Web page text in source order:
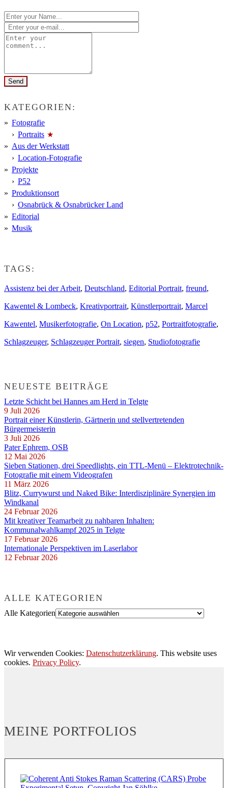
KATEGORIEN:
Fotografie
Portraits
Aus der Werkstatt
Location-Fotografie
Projekte
P52
Produktionsort
Osnabrück & Osnabrücker Land
Editorial
Musik
TAGS:
Assistenz bei der Arbeit, Deutschland, Editorial Portrait, freund,
Kawentel & Lombeck, Kreativportrait, Künstlerportrait, Marcel
Kawentel, Musikerfotografie, On Location, p52, Portraitfotografie,
Schlagzeuger, Schlagzeuger Portrait, siegen, Studiofotografie
NEUESTE BEITRÄGE
Letzte Schicht bei Hannes am Herd in Telgte
9 Juli 2026
Portrait einer Künstlerin, Gärtnerin und stellvertretenden
Bürgermeisterin
3 Juli 2026
Pater Ephrem, OSB
12 Mai 2026
Sieben Stationen, drei Speedlights, ein TTL-Menü – Elektrotechnik-
Fotografie mit einem Videografen
11 März 2026
Blitz, Currywurst und Naked Bike: Interdisziplinäre Synergien im
Windkanal
24 Februar 2026
Mit kreativer Teamarbeit zu nahbaren Inhalten:
Kommunalwahlkampf 2025 in Telgte
17 Februar 2026
Internationale Perspektiven im Laserlabor
12 Februar 2026
ALLE KATEGORIEN
Alle Kategorien
Wir verwenden Cookies: Datenschutzerklärung. This website uses
cookies. Privacy Policy.
MEINE PORTFOLIOS